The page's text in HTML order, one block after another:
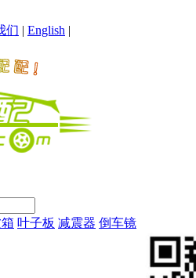
们 | English |
叶子板 减震器 倒车镜